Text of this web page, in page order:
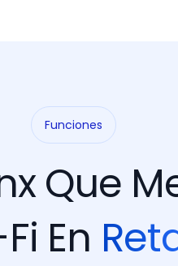
Funciones
Que
En